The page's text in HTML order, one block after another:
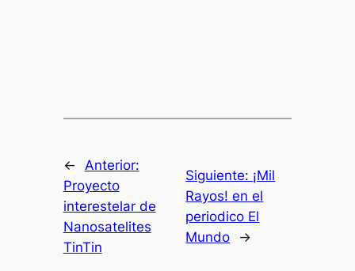
← Anterior:
Proyecto
interestelar de
Nanosatelites
TinTin
Siguiente: ¡Mil
Rayos! en el
periodico El
Mundo
→